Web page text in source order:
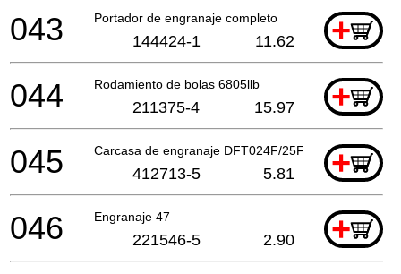
Portador de engranaje completo +
043 144424-1 11.62
Rodamiento de bolas 6805llb +
044 211375-4 15.97
Carcasa de engranaje DFT024F/25F +
045 412713-5 5.81
Engranaje 47 +
046 221546-5 2.90